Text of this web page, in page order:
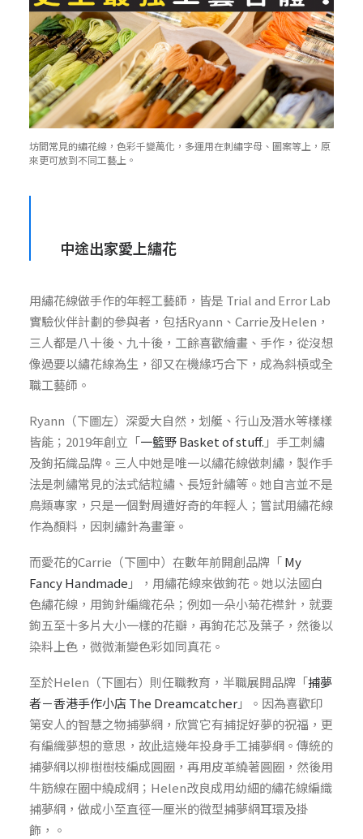
坊間常見的繡花線，色彩千變萬化，多運用在刺繡字母、圖案等上，原
來更可放到不同工藝上。
中途出家愛上繡花
用繡花線做手作的年輕工藝師，皆是 Trial and Error Lab
實驗伙伴計劃的參與者，包括Ryann、Carrie及Helen，
三人都是八十後、九十後，工餘喜歡繪畫、手作，從沒想
像過要以繡花線為生，卻又在機緣巧合下，成為斜槓或全
職工藝師。
Ryann（下圖左）深愛大自然，划艇、行山及潛水等樣樣
皆能；2019年創立「一籃野 Basket of stuff. 」手工刺繡
及鉤拓織品牌。三人中她是唯一以繡花線做刺繡，製作手
法是刺繡常見的法式結粒繡、長短針繡等。她自言並不是
鳥類專家，只是一個對周遭好奇的年輕人；嘗試用繡花線
作為顏料，因刺繡針為畫筆。
而愛花的Carrie（下圖中）在數年前開創品牌「My
Fancy Handmade 」，用繡花線來做鉤花。她以法國白
色繡花線，用鉤針編織花朵；例如一朵小菊花襟針，就要
鉤五至十多片大小一樣的花瓣，再鉤花芯及葉子，然後以
染料上色，微微漸變色彩如同真花。
至於Helen（下圖右）則任職教育，半職展開品牌「捕夢
者－香港手作小店 The Dreamcatcher」。因為喜歡印
第安人的智慧之物捕夢網，欣賞它有捕捉好夢的祝福，更
有編織夢想的意思，故此這幾年投身手工捕夢網。傳統的
捕夢網以柳樹樹枝編成圓圈，再用皮革繞著圓圈，然後用
牛筋線在圈中繞成網；Helen改良成用幼細的繡花線編織
捕夢網，做成小至直徑一厘米的微型捕夢網耳環及掛
飾，。